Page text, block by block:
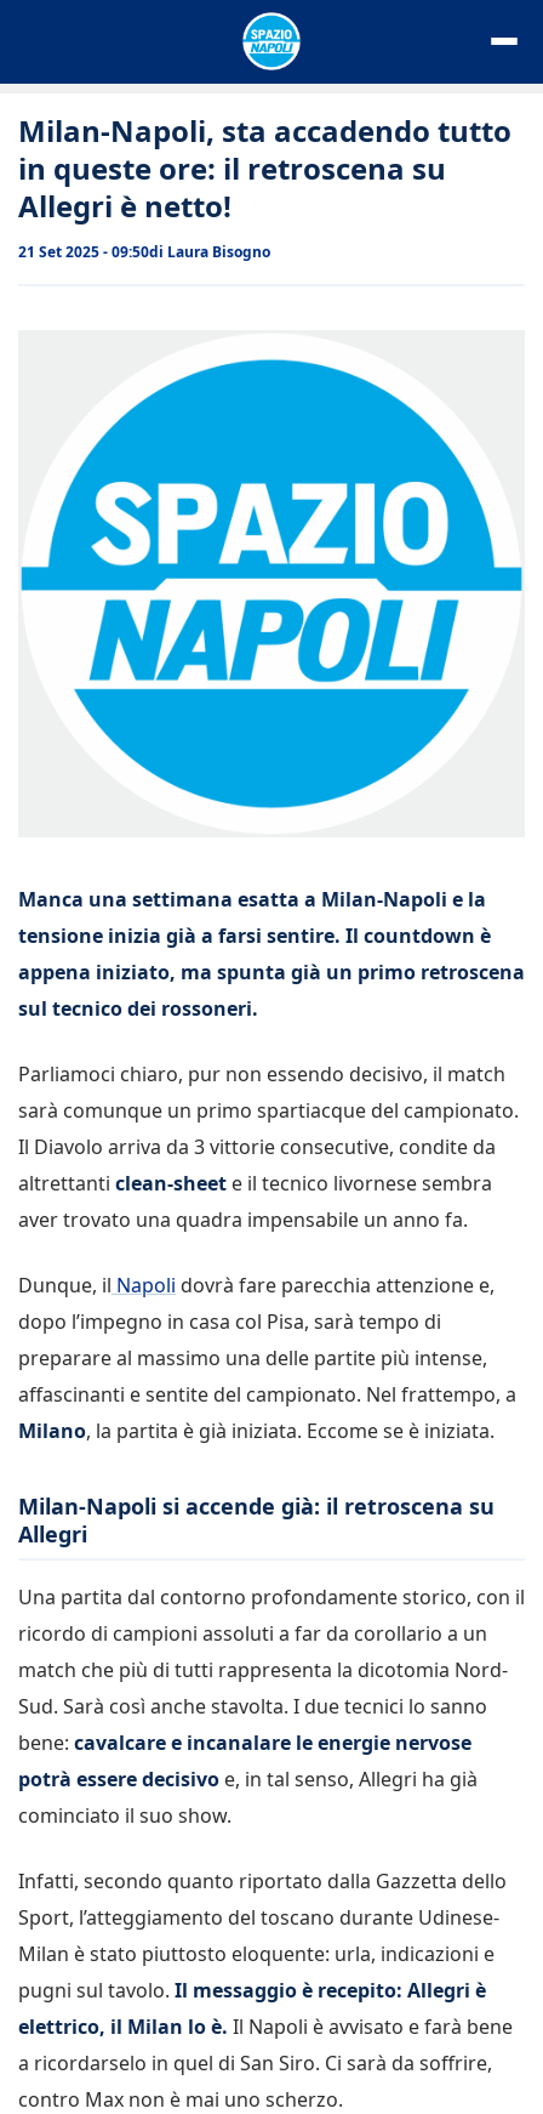
Milan-Napoli, sta accadendo tutto
in queste ore: il retroscena su
Allegri è netto!
21 Set 2025 - 09:50di Laura Bisogno
Manca una settimana esatta a Milan-Napoli e la
tensione inizia già a farsi sentire. Il countdown è
appena iniziato, ma spunta già un primo retroscena
sul tecnico dei rossoneri.
Parliamoci chiaro, pur non essendo decisivo, il match
sarà comunque un primo spartiacque del campionato.
Il Diavolo arriva da 3 vittorie consecutive, condite da
altrettanti clean-sheet e il tecnico livornese sembra
aver trovato una quadra impensabile un anno fa.
Dunque, il Napoli dovrà fare parecchia attenzione e,
dopo l’impegno in casa col Pisa, sarà tempo di
preparare al massimo una delle partite più intense,
affascinanti e sentite del campionato. Nel frattempo, a
Milano, la partita è già iniziata. Eccome se è iniziata.
Milan-Napoli si accende già: il retroscena su
Allegri
Una partita dal contorno profondamente storico, con il
ricordo di campioni assoluti a far da corollario a un
match che più di tutti rappresenta la dicotomia Nord-
Sud. Sarà così anche stavolta. I due tecnici lo sanno
bene: cavalcare e incanalare le energie nervose
potrà essere decisivo e, in tal senso, Allegri ha già
cominciato il suo show.
Infatti, secondo quanto riportato dalla Gazzetta dello
Sport, l’atteggiamento del toscano durante Udinese-
Milan è stato piuttosto eloquente: urla, indicazioni e
pugni sul tavolo. Il messaggio è recepito: Allegri è
elettrico, il Milan lo è. Il Napoli è avvisato e farà bene
a ricordarselo in quel di San Siro. Ci sarà da soffrire,
contro Max non è mai uno scherzo.